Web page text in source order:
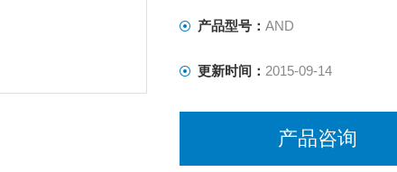
产品型号： AND
更新时间： 2015-09-14
产品咨询